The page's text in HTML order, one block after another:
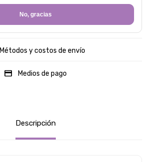
No, gracias
Métodos y costos de envío
Medios de pago
Descripción